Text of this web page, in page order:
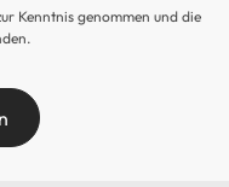
Kenntnis genommen und die